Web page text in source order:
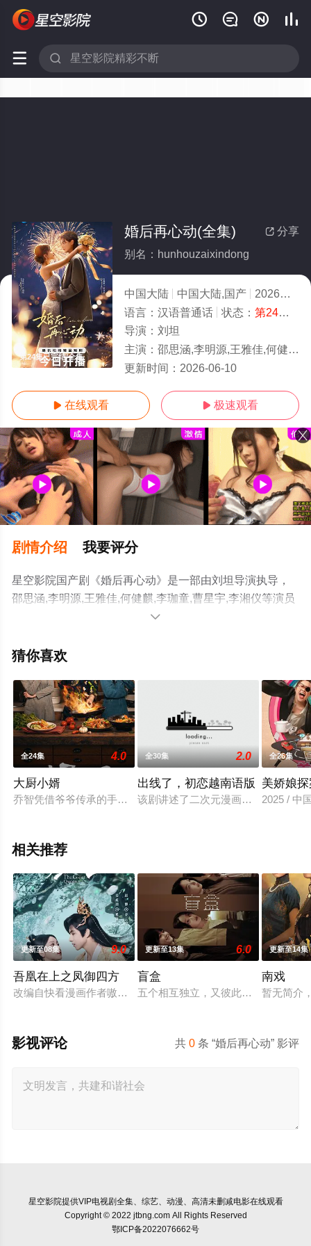
   
 
第24集已完结/全集
 分享
婚后再心动(全集)
别名：hunhouzaixindong
中国大陆 中国大陆,国产 2026
9.0
语言： 汉语普通话 状态： 第24集已完结
导演： 刘坦
主演： 邵思涵,李明源,王雅佳,何健麒,李珈童,曹星宇,李湘仪
更新时间： 2026-06-10
 在线观看  极速观看
剧情介绍 我要评分
星空影院国产剧《婚后再心动》是一部由刘坦导演执导，
邵思涵,李明源,王雅佳,何健麒,李珈童,曹星宇,李湘仪等演员
精彩演绎的中国大陆电视剧，大结局剧情已揭晓（第24集
集就上星空电影网，更多相关信息可移步至豆瓣电视剧、

猜你喜欢
全24集 4.0
大厨小婿
乔智凭借爷爷传承的手艺创办了名为“食堂”的餐厅。他以传统
全30集 2.0
出线了，初恋越南语版
该剧讲述了二次元漫画少女华西兮（
全26集
美娇娘
2025 / 中
相关推荐
更新至08集 9.0
吾凰在上之凤御四方
改编自快看漫画作者嗷小泽的独家连载漫画《吾凰在上》。 现
更新至13集 6.0
盲盒
五个相互独立，又彼此呼应的故事——
更新至14集
南戏
暂无简介
共0 条 “婚后再心动” 影评
影视评论
星空影院提供VIP电视剧全集、综艺、动漫、高清未删减电影在线观看
Copyright © 2022 jtbng.com All Rights Reserved
鄂ICP备2022076662号